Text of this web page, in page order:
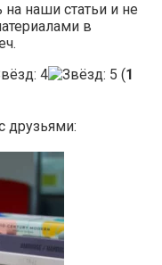
наши статьи и не
в
(1
друзьями: